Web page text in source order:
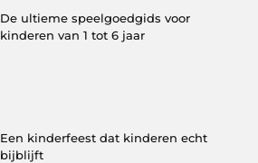
De ultieme speelgoedgids voor
kinderen van 1 tot 6 jaar
Een kinderfeest dat kinderen echt
bijblijft